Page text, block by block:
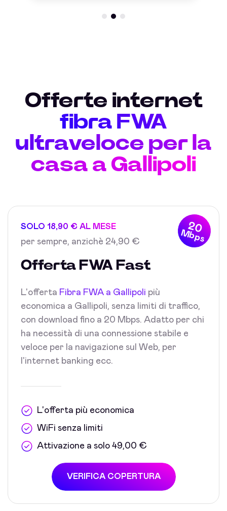
Offerte internet
fibra FWA
ultraveloce per la
casa a Gallipoli
20
Mbps
SOLO 18,90 € AL MESE
per sempre, anzichè 24,90 €
Offerta FWA Fast
L'offerta Fibra FWA a Gallipoli più
economica a Gallipoli, senza limiti di traffico,
con download fino a 20 Mbps. Adatto per chi
ha necessità di una connessione stabile e
veloce per la navigazione sul Web, per
l'internet banking ecc.
L'offerta più economica
WiFi senza limiti
Attivazione a solo 49,00 €
VERIFICA COPERTURA